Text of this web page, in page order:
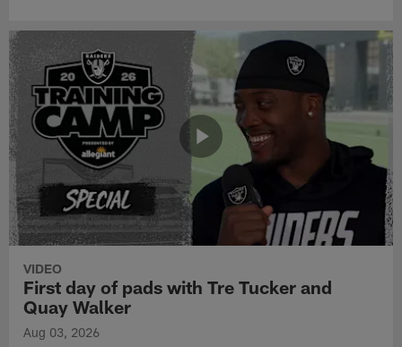
VIDEO
First day of pads with Tre Tucker and
Quay Walker
Aug 03, 2026